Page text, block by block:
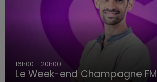
16h00 - 20h00
Le Week-end Champagne FM